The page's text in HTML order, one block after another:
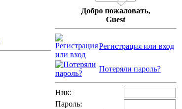
Добро пожаловать,
Guest
Регистрация или вход
Потеряли пароль?
Ник:
Пароль: